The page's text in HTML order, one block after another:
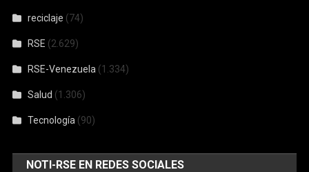
reciclaje (74)
RSE (2.629)
RSE-Venezuela (1.334)
Salud (1.306)
Tecnología (90)
NOTI-RSE EN REDES SOCIALES